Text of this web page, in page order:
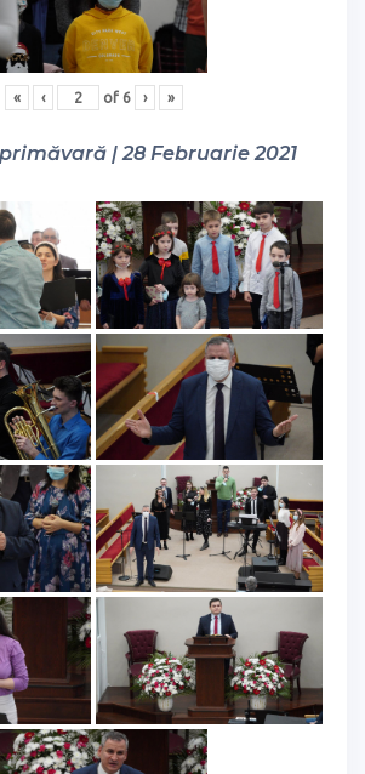
« ‹ of 6 › »
| 28 Februarie 2021